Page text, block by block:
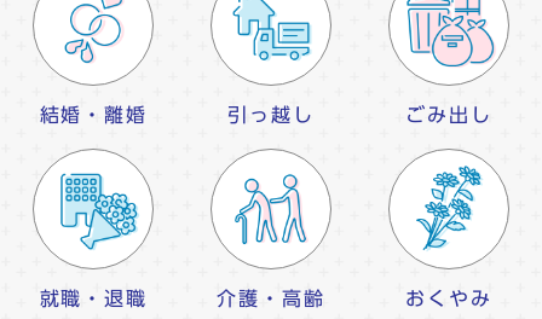
結婚・離婚 引っ越し ごみ出し
就職・退職 介護・高齢 おくやみ